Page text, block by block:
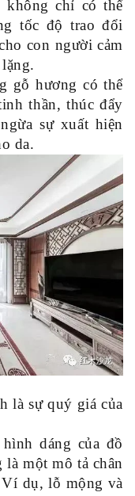
không chỉ có thể
tốc độ trao đổi
con người cảm
gỗ hương có thể
thần, thúc đẩy
sự xuất hiện
da.
là sự quý giá của
dáng của đồ
một mô tả chân
dụ, lỗ mộng và